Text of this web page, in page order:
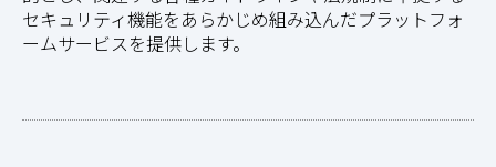
セキュリティ機能をあらかじめ組み込んだプラットフォ
ームサービスを提供します。